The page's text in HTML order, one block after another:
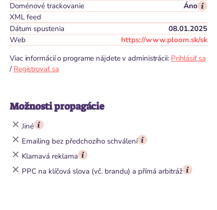
Doménové trackovanie
Áno
XML feed
Dátum spustenia
08.01.2025
Web
https://www.ploom.sk/sk
Viac informácií o programe nájdete v administrácii: Prihlásiť sa
/ Registrovať sa
Možnosti propagácie
Jiné
Emailing bez předchozího schválení
Klamavá reklama
PPC na klíčová slova (vč. brandu) a přímá arbitráž